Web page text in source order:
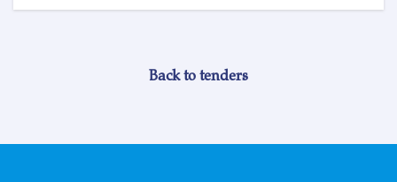
Back to tenders